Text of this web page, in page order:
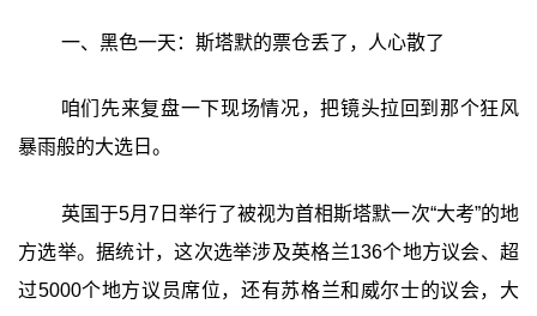
一、黑色一天：斯塔默的票仓丢了，人心散了
咱们先来复盘一下现场情况，把镜头拉回到那个狂风
暴雨般的大选日。
英国于5月7日举行了被视为首相斯塔默一次“大考”的地
方选举。据统计，这次选举涉及英格兰136个地方议会、超
过5000个地方议员席位，还有苏格兰和威尔士的议会，大